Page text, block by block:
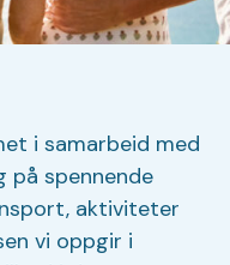
i samarbeid med
på spennende
aktiviteter
vi oppgir i